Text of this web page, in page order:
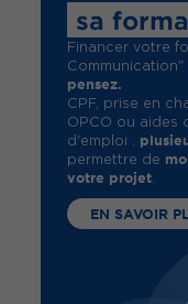
sa
Financer votre
Communication"
pensez.
CPF, prise en
OPCO ou aides
d'emploi :
permettre de
votre projet.
EN SAVOIR